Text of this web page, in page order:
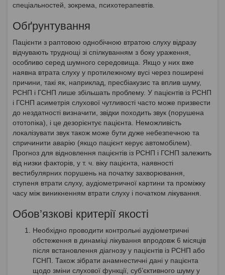
спеціальностей, зокрема, психотерапевтів.
Обґрунтування
Пацієнти з раптовою однобічною втратою слуху відразу
відчувають труднощі зі спілкуванням з боку ураження,
особливо серед шумного середовища. Якщо у них вже
наявна втрата слуху у протилежному вусі через поширені
причини, такі як, наприклад, пресбіакузис та вплив шуму,
РСНП і ГСНП лише збільшать проблему. У пацієнтів із РСНП
і ГСНП асиметрія слухової чутливості часто може призвести
до нездатності визначити, звідки походить звук (порушена
ототопіка), і це дезорієнтує пацієнта. Неможливість
локалізувати звук також може бути дуже небезпечною та
спричинити аварію (якщо пацієнт керує автомобілем).
Прогноз для відновлення пацієнтів із РСНП і ГСНП залежить
від низки факторів, у т. ч. віку пацієнта, наявності
вестибулярних порушень на початку захворювання,
ступеня втрати слуху, аудіометричної картини та проміжку
часу між виникненням втрати слуху і початком лікування.
Обов’язкові критерії якості
Необхідно проводити контрольні аудіометричні
обстеження в динаміці лікування впродовж 6 місяців
після встановлення діагнозу у пацієнтів із РСНП або
ГСНП. Також зібрати анамнестичні дані у пацієнта
щодо зміни слухової функції, суб’єктивного шуму у